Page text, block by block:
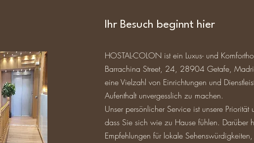
Ihr Besuch beginnt hier
HOSTAL-COLON ist ein Luxus- und
Barrachina Street, 24, 28904 Getafe,
eine Vielzahl von Einrichtungen und
Aufenthalt unvergesslich zu machen.
Unser persönlicher Service ist unsere
dass Sie sich wie zu Hause fühlen. Darüber
Empfehlungen für lokale